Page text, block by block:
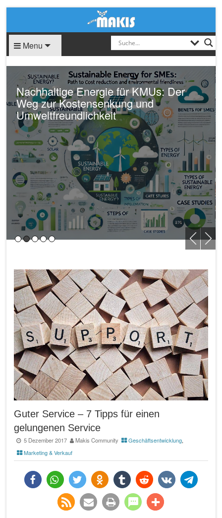
Menu
Kostenlos Leads generieren: Der
ultimative Guide für 2024
Guter Service – 7 Tipps für einen
gelungenen Service
5 Dezember 2017 Makis Community Geschäftsentwicklung,
Marketing & Verkauf
teilen twittern teilen teilen teilen teilen